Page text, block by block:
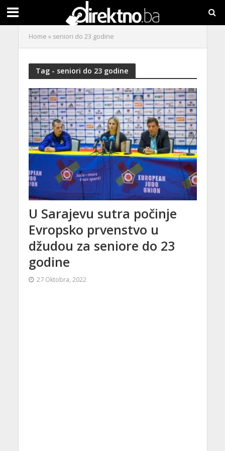
Home » seniori do 23 godine
Tag - seniori do 23 godine
U Sarajevu sutra počinje
Evropsko prvenstvo u
džudou za seniore do 23
godine
27 Oktobra, 2022